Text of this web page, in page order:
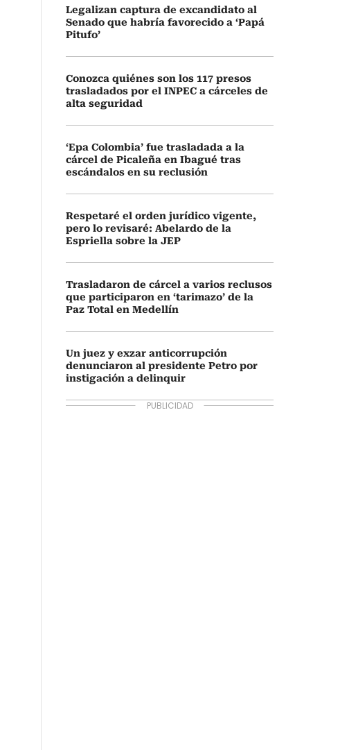
Legalizan captura de excandidato al
Senado que habría favorecido a ‘Papá
Pitufo’
Conozca quiénes son los 117 presos
trasladados por el INPEC a cárceles de
alta seguridad
‘Epa Colombia’ fue trasladada a la
cárcel de Picaleña en Ibagué tras
escándalos en su reclusión
Respetaré el orden jurídico vigente,
pero lo revisaré: Abelardo de la
Espriella sobre la JEP
Trasladaron de cárcel a varios reclusos
que participaron en ‘tarimazo’ de la
Paz Total en Medellín
Un juez y exzar anticorrupción
denunciaron al presidente Petro por
instigación a delinquir